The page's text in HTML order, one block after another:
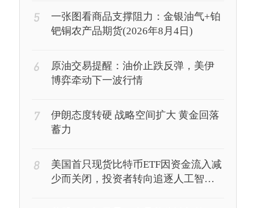
5
一张图看商品支撑阻力：金银油气+铂
钯铜农产品期货(2026年8月4日)
6
原油交易提醒：油价止跌反弹，美伊
博弈牵动下一波行情
7
伊朗态度转硬 战略空间扩大 黄金回落
蓄力
8
美国首只现货比特币ETF因资金流入减
少而关闭，投资者转向追逐人工智能